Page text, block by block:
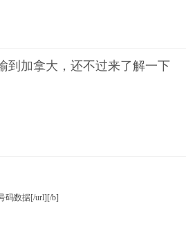
到加拿大，还不过来了解一下
码数据[/url][/b]